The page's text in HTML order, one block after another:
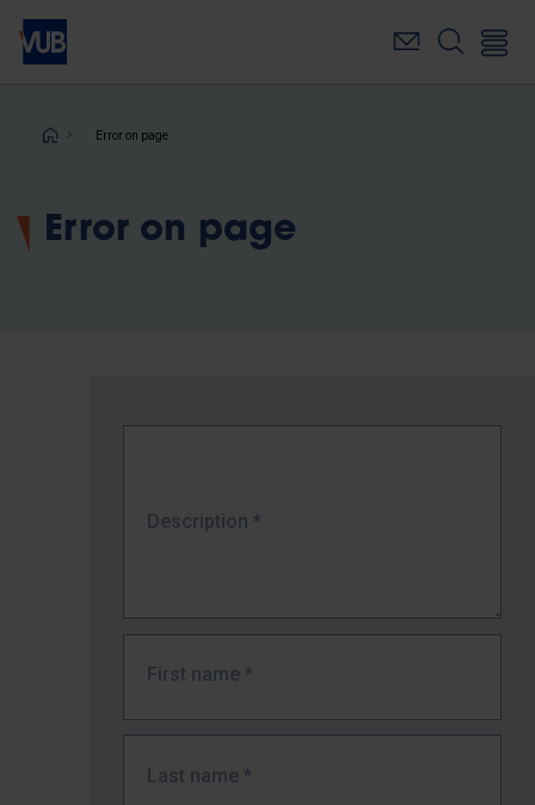
Skip
main
Breadcrumb
Error on page
Error on page
Description *
First name *
Last name *